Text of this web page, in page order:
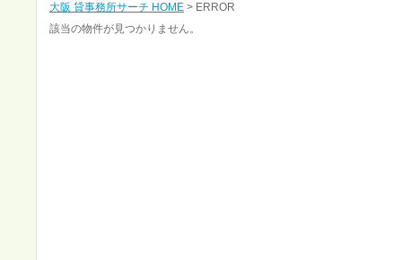
大阪 貸事務所サーチ HOME > ERROR
該当の物件が見つかりません。